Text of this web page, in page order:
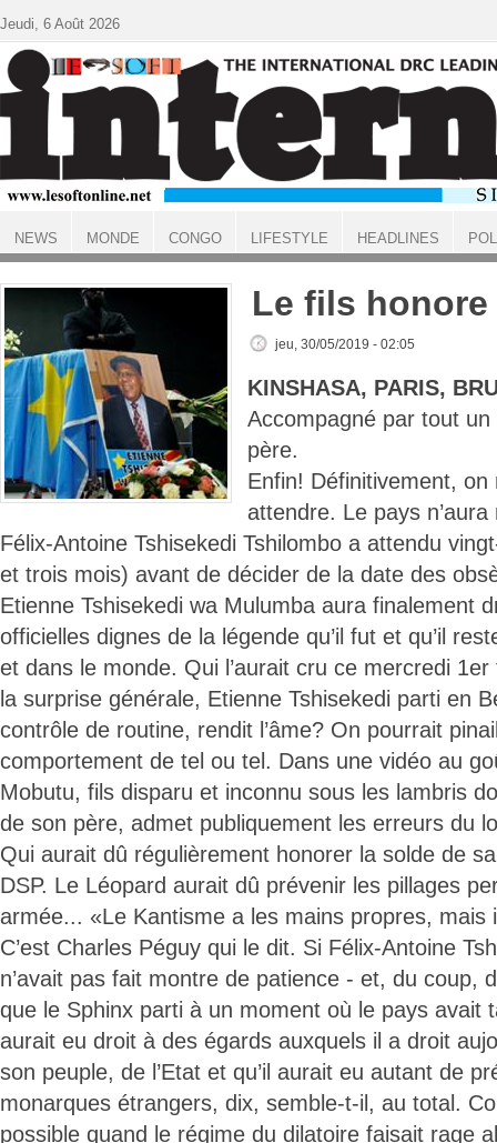
ACCUEIL
Le fils honore
jeu, 30/05/2019 - 02:05
KINSHASA, PARIS,
Accompagné par tout
père.
Enfin! Définitivement, on
attendre. Le pays
Félix-Antoine Tshisekedi Tshilombo a attendu
et trois mois) avant de décider de la date des
Etienne Tshisekedi wa Mulumba aura finalement
officielles dignes de la légende qu’il fut et qu’il
et dans le monde. Qui l’aurait cru ce mercredi
la surprise générale, Etienne Tshisekedi parti en
contrôle de routine, rendit l’âme? On pourrait
comportement de tel ou tel. Dans une vidéo au
Mobutu, fils disparu et inconnu sous les lambris
de son père, admet publiquement les erreurs du
Qui aurait dû régulièrement honorer la solde de
DSP. Le Léopard aurait dû prévenir les pillages
armée... «Le Kantisme a les mains propres, mais
C’est Charles Péguy qui le dit. Si Félix-Antoine
n’avait pas fait montre de patience - et, du coup,
que le Sphinx parti à un moment où le pays avait
aurait eu droit à des égards auxquels il a droit
son peuple, de l’Etat et qu’il aurait eu autant de
monarques étrangers, dix, semble-t-il, au total.
possible quand le régime du dilatoire faisait rage
Jeudi, 6 Août 2026
NEWS MONDE CONGO LIFESTYLE HEADLINES